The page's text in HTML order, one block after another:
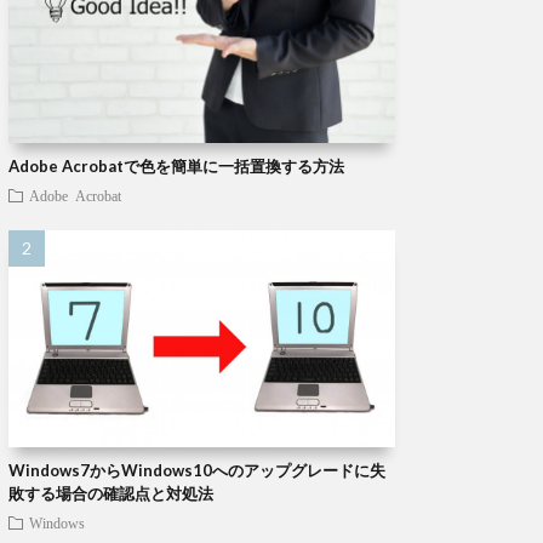
Adobe Acrobatで色を簡単に一括置換する方法
Adobe Acrobat
Windows7からWindows10へのアップグレードに失
敗する場合の確認点と対処法
Windows